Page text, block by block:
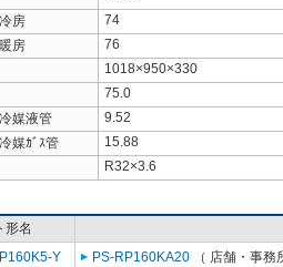
冷房
74
暖房
76
1018×950×330
75.0
冷媒液管
9.52
冷媒ｶﾞｽ管
15.88
R32×3.6
形名
Y
PS-RP160KA20 （ 店舗・事